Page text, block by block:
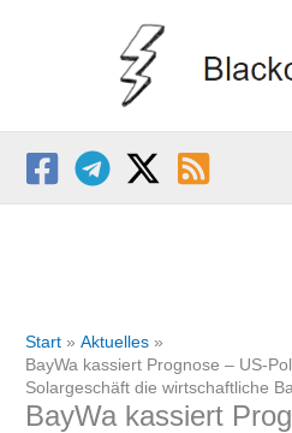
Start
Aktuelles
BayWa kassiert Prognose – US-
Solargeschäft die wirtschaftliche
BayWa kassiert